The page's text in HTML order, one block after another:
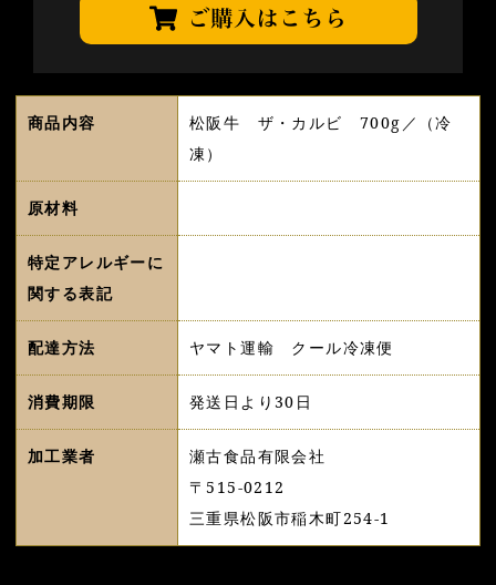
商品内容
松阪牛 ザ・カルビ 700g／（冷
凍）
原材料
特定アレルギーに
関する表記
配達方法 ヤマト運輸 クール冷凍便
消費期限 発送日より30日
加工業者
瀬古食品有限会社
〒515-0212
三重県松阪市稲木町254-1